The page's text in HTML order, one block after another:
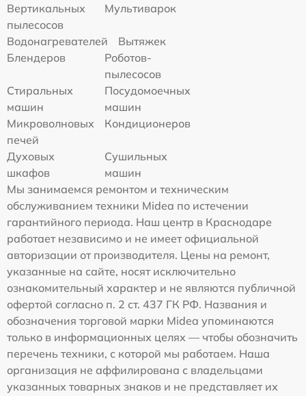
Вертикальных
пылесосов
Мультиварок
Водонагревателей
Вытяжек
Блендеров
Роботов-
пылесосов
Стиральных
машин
Посудомоечных
машин
Микроволновых
печей
Кондиционеров
Духовых
шкафов
Сушильных
машин
Мы занимаемся ремонтом и техническим
обслуживанием техники Midea по истечении
гарантийного периода. Наш центр в Краснодаре
работает независимо и не имеет официальной
авторизации от производителя. Цены на ремонт,
указанные на сайте, носят исключительно
ознакомительный характер и не являются публичной
офертой согласно п. 2 ст. 437 ГК РФ. Названия и
обозначения торговой марки Midea упоминаются
только в информационных целях — чтобы обозначить
перечень техники, с которой мы работаем. Наша
организация не аффилирована с владельцами
указанных товарных знаков и не представляет их